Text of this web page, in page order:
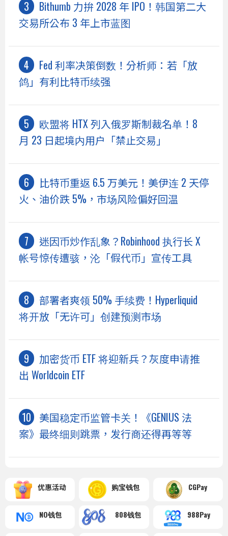
Bithumb 力拚 2028 年 IPO！韩国第二大
交易所公布 3 年上市蓝图
Fed 利率决策倒数！分析师：若「放
鸽」有利比特币续强
欧盟将 HTX 列入俄罗斯制裁名单！8
月 23 日起境内用户「禁止交易」
比特币重返 6.5 万美元！美伊连 2 天停
火、油价跌 5%，市场风险偏好回温
迷因币炒作乱象？Robinhood 执行长 X
帐号惊传遭骇，沦「假代币」宣传工具
部署者爽领 50% 手续费！Hyperliquid
将开放「无许可」创建预测市场
加密货币 ETF 将迎新兵？灰度申请推
出 Worldcoin ETF
美国稳定币监管卡关！《GENIUS 法
案》最终细则跳票，发行商还得再等等
优惠活动 购宝钱包 CGPay
NO钱包 808钱包 988Pay